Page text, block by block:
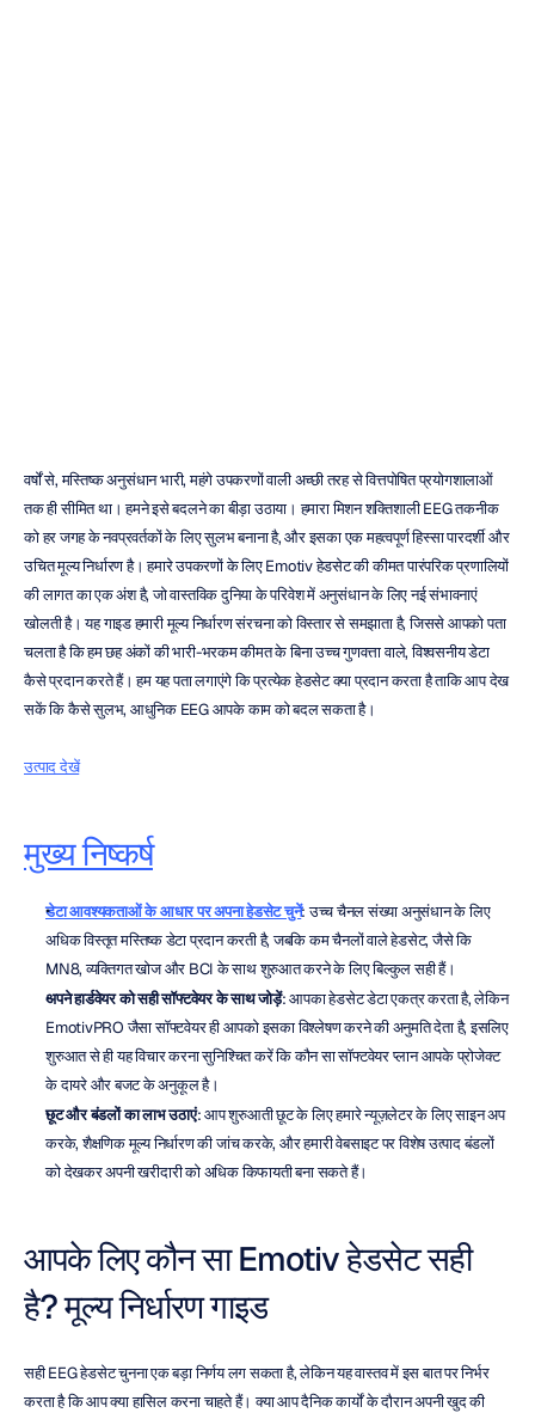
वर्षों से, मस्तिष्क अनुसंधान भारी, महंगे उपकरणों वाली अच्छी तरह से वित्तपोषित प्रयोगशालाओं
तक ही सीमित था। हमने इसे बदलने का बीड़ा उठाया। हमारा मिशन शक्तिशाली EEG तकनीक
को हर जगह के नवप्रवर्तकों के लिए सुलभ बनाना है, और इसका एक महत्वपूर्ण हिस्सा पारदर्शी और
उचित मूल्य निर्धारण है। हमारे उपकरणों के लिए Emotiv हेडसेट की कीमत पारंपरिक प्रणालियों
की लागत का एक अंश है, जो वास्तविक दुनिया के परिवेश में अनुसंधान के लिए नई संभावनाएं
खोलती है। यह गाइड हमारी मूल्य निर्धारण संरचना को विस्तार से समझाता है, जिससे आपको पता
चलता है कि हम छह अंकों की भारी-भरकम कीमत के बिना उच्च गुणवत्ता वाले, विश्वसनीय डेटा
कैसे प्रदान करते हैं। हम यह पता लगाएंगे कि प्रत्येक हेडसेट क्या प्रदान करता है ताकि आप देख
सकें कि कैसे सुलभ, आधुनिक EEG आपके काम को बदल सकता है।
उत्पाद देखें
मुख्य निष्कर्ष
डेटा आवश्यकताओं के आधार पर अपना हेडसेट चुनें: उच्च चैनल संख्या अनुसंधान के लिए
अधिक विस्तृत मस्तिष्क डेटा प्रदान करती है, जबकि कम चैनलों वाले हेडसेट, जैसे कि
MN8, व्यक्तिगत खोज और BCI के साथ शुरुआत करने के लिए बिल्कुल सही हैं।
अपने हार्डवेयर को सही सॉफ्टवेयर के साथ जोड़ें: आपका हेडसेट डेटा एकत्र करता है, लेकिन
EmotivPRO जैसा सॉफ्टवेयर ही आपको इसका विश्लेषण करने की अनुमति देता है, इसलिए
शुरुआत से ही यह विचार करना सुनिश्चित करें कि कौन सा सॉफ्टवेयर प्लान आपके प्रोजेक्ट
के दायरे और बजट के अनुकूल है।
छूट और बंडलों का लाभ उठाएं: आप शुरुआती छूट के लिए हमारे न्यूज़लेटर के लिए साइन अप
करके, शैक्षणिक मूल्य निर्धारण की जांच करके, और हमारी वेबसाइट पर विशेष उत्पाद बंडलों
को देखकर अपनी खरीदारी को अधिक किफायती बना सकते हैं।
आपके लिए कौन सा Emotiv हेडसेट सही
है? मूल्य निर्धारण गाइड
सही EEG हेडसेट चुनना एक बड़ा निर्णय लग सकता है, लेकिन यह वास्तव में इस बात पर निर्भर
करता है कि आप क्या हासिल करना चाहते हैं। क्या आप दैनिक कार्यों के दौरान अपनी खुद की